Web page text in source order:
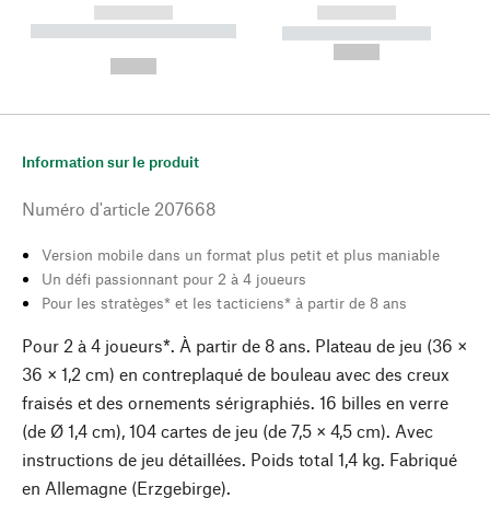
------------
----------- ----------- --------
------------
----------- -----------
Information sur le produit
Numéro d'article 207668
Version mobile dans un format plus petit et plus maniable
Un défi passionnant pour 2 à 4 joueurs
Pour les stratèges* et les tacticiens* à partir de 8 ans
Pour 2 à 4 joueurs*. À partir de 8 ans. Plateau de jeu (36 ×
36 × 1,2 cm) en contreplaqué de bouleau avec des creux
fraisés et des ornements sérigraphiés. 16 billes en verre
(de Ø 1,4 cm), 104 cartes de jeu (de 7,5 × 4,5 cm). Avec
instructions de jeu détaillées. Poids total 1,4 kg. Fabriqué
en Allemagne (Erzgebirge).